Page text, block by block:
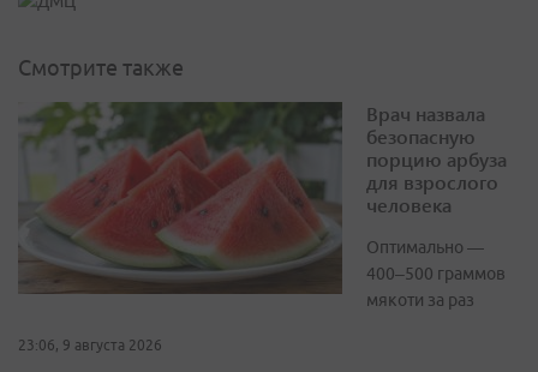
Смотрите также
Врач назвала
безопасную
порцию арбуза
для взрослого
человека
Оптимально —
400–500 граммов
мякоти за раз
23:06, 9 августа 2026